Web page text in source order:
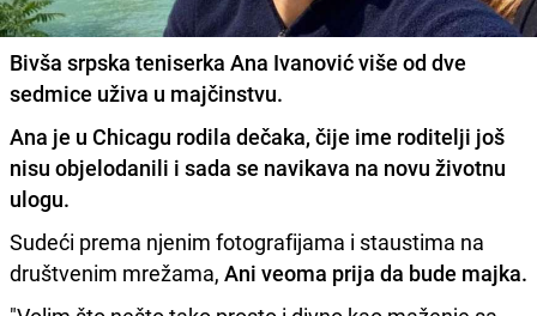
Bivša srpska teniserka Ana Ivanović više od dve
sedmice uživa u majčinstvu.
Ana je u Chicagu rodila dečaka, čije ime roditelji još
nisu objelodanili i sada se navikava na novu životnu
ulogu.
Sudeći prema njenim fotografijama i staustima na
društvenim mrežama, Ani veoma prija da bude majka.